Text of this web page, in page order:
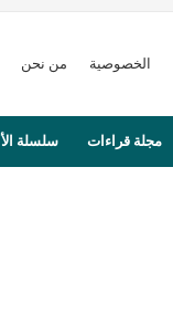
الخصوصية من نحن
مجلة قراءات سلسلة